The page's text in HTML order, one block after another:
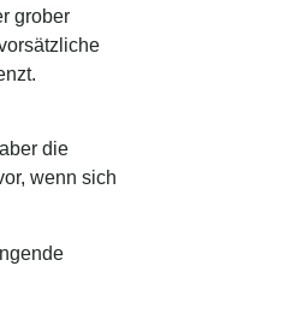
grober
die
wenn sich